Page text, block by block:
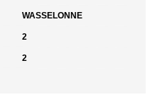
WASSELONNE
2
2